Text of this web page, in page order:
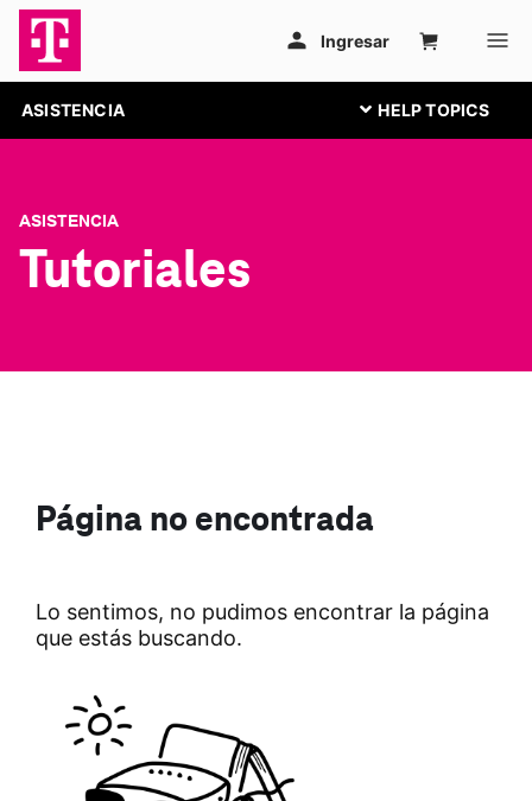
ASISTENCIA
ASISTENCIA
Tutoriales